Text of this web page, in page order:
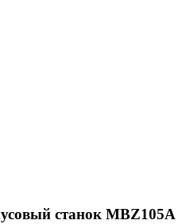
станок MBZ105A